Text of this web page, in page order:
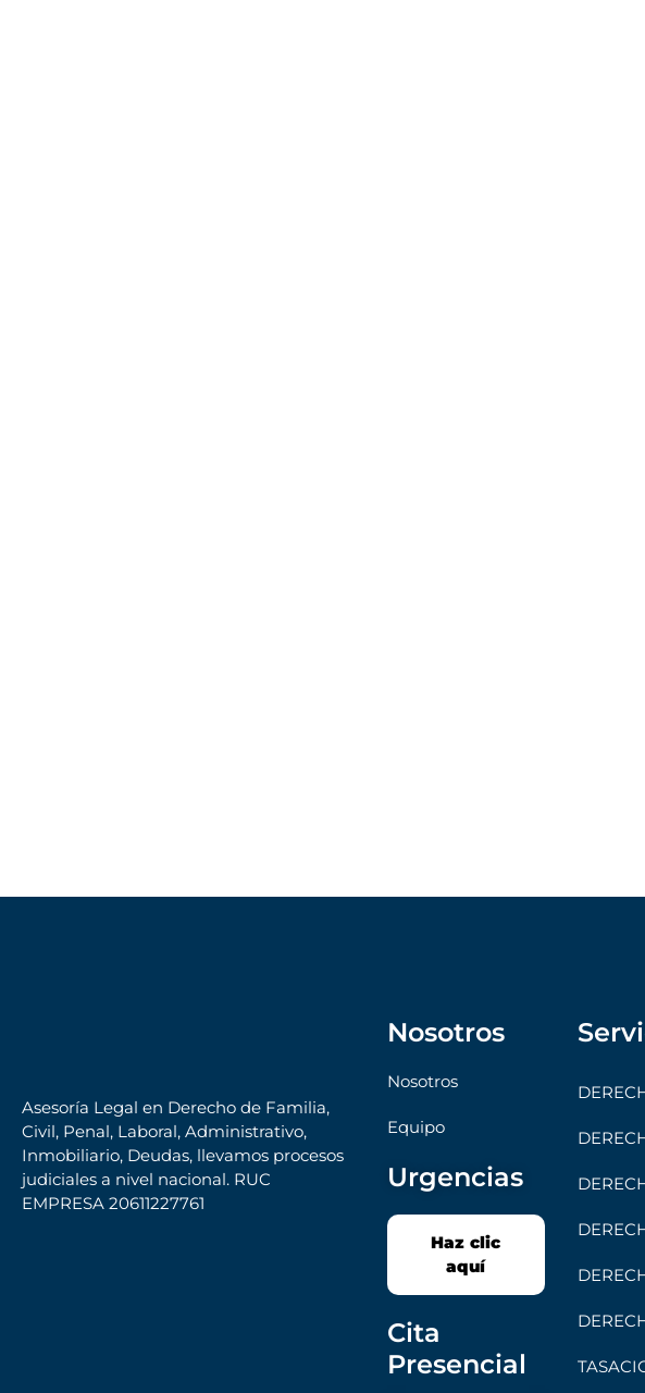
Asesoría Legal en Derecho de Familia,
Civil, Penal, Laboral, Administrativo,
Inmobiliario, Deudas, llevamos procesos
judiciales a nivel nacional. RUC
EMPRESA 20611227761
Nosotros
Nosotros
Equipo
Urgencias
Haz clic
aquí
Cita
Presencial